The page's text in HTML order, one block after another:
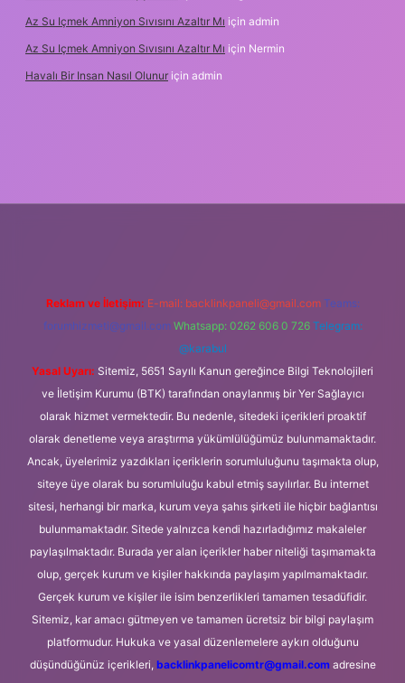
Az Su Içmek Amniyon Sıvısını Azaltır Mı için admin
Az Su Içmek Amniyon Sıvısını Azaltır Mı için Nermin
Havalı Bir Insan Nasıl Olunur için admin
Reklam ve İletişim: E-mail: backlinkpaneli@gmail.com Teams:
forumhizmeti@gmail.com Whatsapp: 0262 606 0 726 Telegram:
@karabul
Yasal Uyarı: Sitemiz, 5651 Sayılı Kanun gereğince Bilgi Teknolojileri
ve İletişim Kurumu (BTK) tarafından onaylanmış bir Yer Sağlayıcı
olarak hizmet vermektedir. Bu nedenle, sitedeki içerikleri proaktif
olarak denetleme veya araştırma yükümlülüğümüz bulunmamaktadır.
Ancak, üyelerimiz yazdıkları içeriklerin sorumluluğunu taşımakta olup,
siteye üye olarak bu sorumluluğu kabul etmiş sayılırlar. Bu internet
sitesi, herhangi bir marka, kurum veya şahıs şirketi ile hiçbir bağlantısı
bulunmamaktadır. Sitede yalnızca kendi hazırladığımız makaleler
paylaşılmaktadır. Burada yer alan içerikler haber niteliği taşımamakta
olup, gerçek kurum ve kişiler hakkında paylaşım yapılmamaktadır.
Gerçek kurum ve kişiler ile isim benzerlikleri tamamen tesadüfidir.
Sitemiz, kar amacı gütmeyen ve tamamen ücretsiz bir bilgi paylaşım
platformudur. Hukuka ve yasal düzenlemelere aykırı olduğunu
düşündüğünüz içerikleri, backlinkpanelicomtr@gmail.comadresine